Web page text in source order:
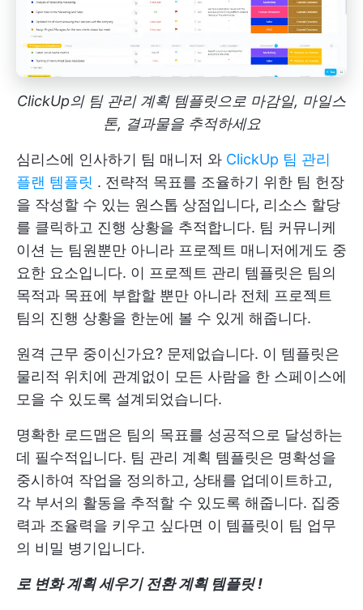
ClickUp의 팀 관리 계획 템플릿으로 마감일, 마일스
톤, 결과물을 추적하세요
심리스에 인사하기 팀 매니저 와 ClickUp 팀 관리
플랜 템플릿 . 전략적 목표를 조율하기 위한 팀 헌장
을 작성할 수 있는 원스톱 상점입니다, 리소스 할당
를 클릭하고 진행 상황을 추적합니다. 팀 커뮤니케
이션 는 팀원뿐만 아니라 프로젝트 매니저에게도 중
요한 요소입니다. 이 프로젝트 관리 템플릿은 팀의
목적과 목표에 부합할 뿐만 아니라 전체 프로젝트
팀의 진행 상황을 한눈에 볼 수 있게 해줍니다.
원격 근무 중이신가요? 문제없습니다. 이 템플릿은
물리적 위치에 관계없이 모든 사람을 한 스페이스에
모을 수 있도록 설계되었습니다.
명확한 로드맵은 팀의 목표를 성공적으로 달성하는
데 필수적입니다. 팀 관리 계획 템플릿은 명확성을
중시하여 작업을 정의하고, 상태를 업데이트하고,
각 부서의 활동을 추적할 수 있도록 해줍니다. 집중
력과 조율력을 키우고 싶다면 이 템플릿이 팀 업무
의 비밀 병기입니다.
로 변화 계획 세우기전환 계획 템플릿!